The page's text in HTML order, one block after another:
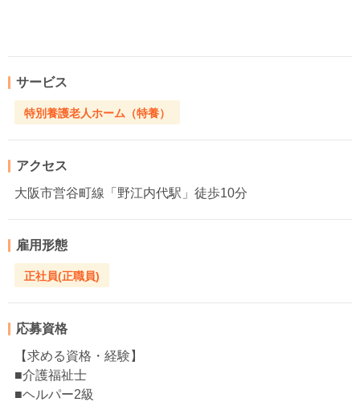
サービス
特別養護老人ホーム（特養）
アクセス
大阪市営谷町線「野江内代駅」徒歩10分
雇用形態
正社員(正職員)
応募資格
【求める資格・経験】
■介護福祉士
■ヘルパー2級